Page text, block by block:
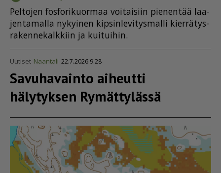
Pel­to­jen fos­fo­ri­kuor­maa voi­tai­siin pie­nen­tää laa­
jen­ta­mal­la ny­kyi­nen kip­sin­le­vi­tys­mal­li kier­rä­tys­
ra­ken­ne­kalk­kiin ja kui­tui­hin.
Uutiset Naantali 22.7.2026 9.28
Savuhavainto aiheutti
hälytyksen Rymättylässä